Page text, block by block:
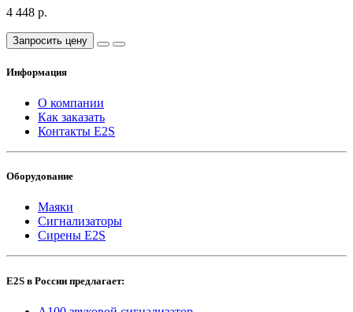
4 448 р.
Запросить цену
Информация
О компании
Как заказать
Контакты E2S
Оборудование
Маяки
Сигнализаторы
Сирены E2S
E2S в России предлагает: